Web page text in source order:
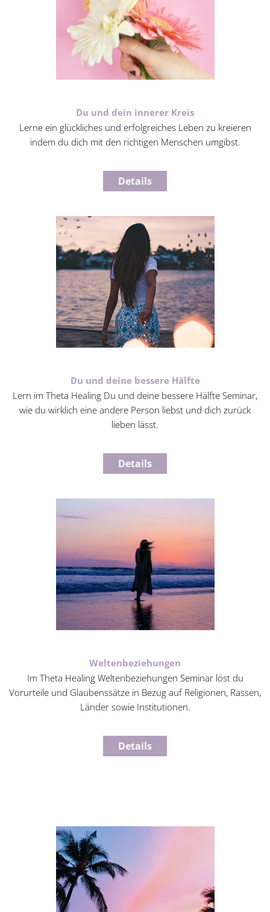
Du und dein innerer Kreis
Lerne ein glückliches und erfolgreiches Leben zu kreieren
indem du dich mit den richtigen Menschen umgibst.
Details
Du und deine bessere Hälfte
Lern im Theta Healing Du und deine bessere Hälfte Seminar,
wie du wirklich eine andere Person liebst und dich zurück
lieben lässt.
Details
Weltenbeziehungen
Im Theta Healing Weltenbeziehungen Seminar löst du
Vorurteile und Glaubenssätze in Bezug auf Religionen, Rassen,
Länder sowie Institutionen.
Details